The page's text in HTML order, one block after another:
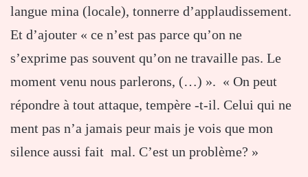
langue mina (locale), tonnerre d’applaudissement.
Et d’ajouter « ce n’est pas parce qu’on ne
s’exprime pas souvent qu’on ne travaille pas. Le
moment venu nous parlerons, (…) ». « On peut
répondre à tout attaque, tempère -t-il. Celui qui ne
ment pas n’a jamais peur mais je vois que mon
silence aussi fait mal. C’est un problème? »